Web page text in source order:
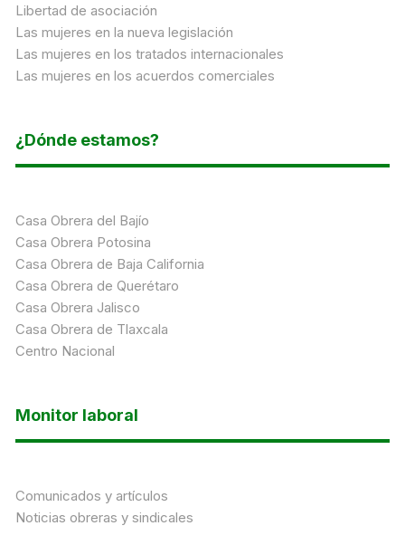
Libertad de asociación
Las mujeres en la nueva legislación
Las mujeres en los tratados internacionales
Las mujeres en los acuerdos comerciales
¿Dónde estamos?
Casa Obrera del Bajío
Casa Obrera Potosina
Casa Obrera de Baja California
Casa Obrera de Querétaro
Casa Obrera Jalisco
Casa Obrera de Tlaxcala
Centro Nacional
Monitor laboral
Comunicados y artículos
Noticias obreras y sindicales